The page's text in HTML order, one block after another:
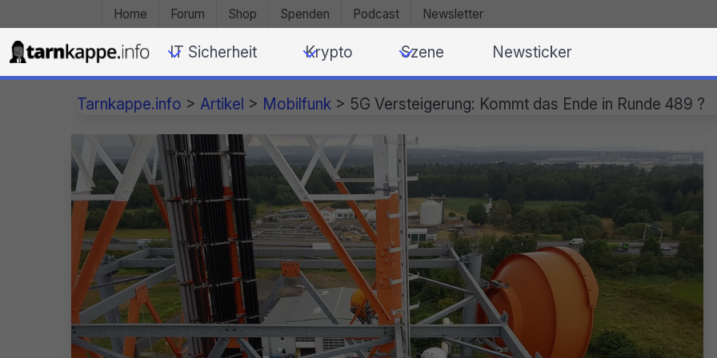
Home Forum Shop Spenden Podcast Newsletter
IT Sicherheit Krypto Szene Newsticker
Tarnkappe.info > Artikel > Mobilfunk > 5G Versteigerung: Kommt das Ende in Runde 489 ?